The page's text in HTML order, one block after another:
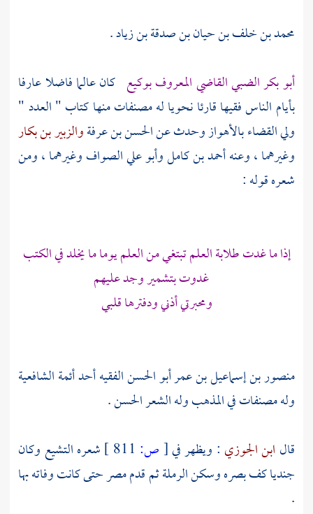
محمد بن خلف بن حيان بن صدقة بن زياد.
أبو بكر الضبي القاضي المعروف بوكيع كان عالما فاضلا عارفا
بأيام الناس فقيها قارئا نحويا له مصنفات منها كتاب " العدد "
ولي القضاءبالأهوازوحدث عنالحسن بن عرفةوالزبير بن بكار
وغيرهما ، وعنهأحمد بن كاملوأبو علي الصوافوغيرهما ، ومن
شعره قوله :
إذا ما غدت طلابة العلم تبتغي من العلم يوما ما يخلد في الكتب
غدوت بتشمير وجد عليهم
ومحبرتي أذني ودفترها قلبي
منصور بن إسماعيل بن عمر أبو الحسن الفقيهأحد أئمة الشافعية
وله مصنفات في المذهب وله الشعر الحسن .
قال ابن الجوزي : ويظهر في[ص:
شعره التشيع وكان
جنديا كف بصره وسكنالرملةثم قدممصرحتى كانت وفاته بها
.